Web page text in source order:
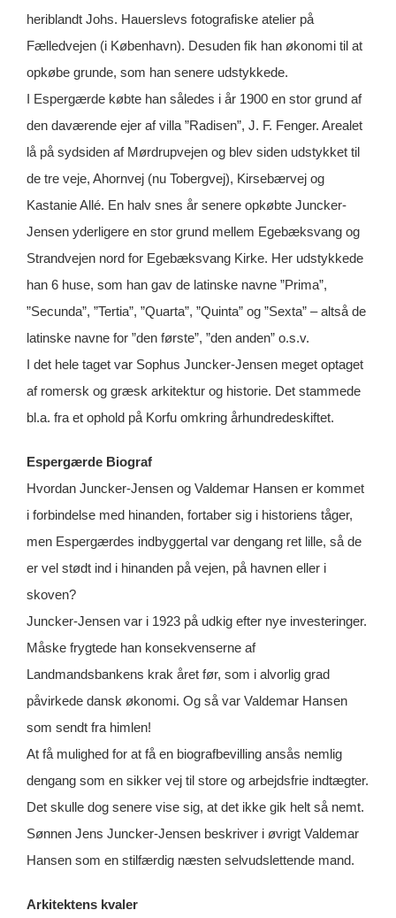
heriblandt Johs. Hauerslevs fotografiske atelier på
Fælledvejen (i København). Desuden fik han økonomi til at
opkøbe grunde, som han senere udstykkede.
I Espergærde købte han således i år 1900 en stor grund af
den daværende ejer af villa ”Radisen”, J. F. Fenger. Arealet
lå på sydsiden af Mørdrupvejen og blev siden udstykket til
de tre veje, Ahornvej (nu Tobergvej), Kirsebærvej og
Kastanie Allé. En halv snes år senere opkøbte Juncker-
Jensen yderligere en stor grund mellem Egebæksvang og
Strandvejen nord for Egebæksvang Kirke. Her udstykkede
han 6 huse, som han gav de latinske navne ”Prima”,
”Secunda”, ”Tertia”, ”Quarta”, ”Quinta” og ”Sexta” – altså de
latinske navne for ”den første”, ”den anden” o.s.v.
I det hele taget var Sophus Juncker-Jensen meget optaget
af romersk og græsk arkitektur og historie. Det stammede
bl.a. fra et ophold på Korfu omkring århundredeskiftet.
Espergærde Biograf
Hvordan Juncker-Jensen og Valdemar Hansen er kommet
i forbindelse med hinanden, fortaber sig i historiens tåger,
men Espergærdes indbyggertal var dengang ret lille, så de
er vel stødt ind i hinanden på vejen, på havnen eller i
skoven?
Juncker-Jensen var i 1923 på udkig efter nye investeringer.
Måske frygtede han konsekvenserne af
Landmandsbankens krak året før, som i alvorlig grad
påvirkede dansk økonomi. Og så var Valdemar Hansen
som sendt fra himlen!
At få mulighed for at få en biografbevilling ansås nemlig
dengang som en sikker vej til store og arbejdsfrie indtægter.
Det skulle dog senere vise sig, at det ikke gik helt så nemt.
Sønnen Jens Juncker-Jensen beskriver i øvrigt Valdemar
Hansen som en stilfærdig næsten selvudslettende mand.
Arkitektens kvaler